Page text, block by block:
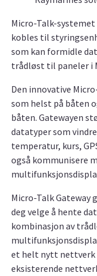
Micro-Talk-
kobles til
som kan formidle
trådløst til paneler i
Den innovative
som helst på båten
båten. Gatewayen
datatyper som
temperatur, kurs,
også kommunisere
Micro-Talk
deg velge å hente
kombinasjon av
et helt nytt nettverk
eksisterende